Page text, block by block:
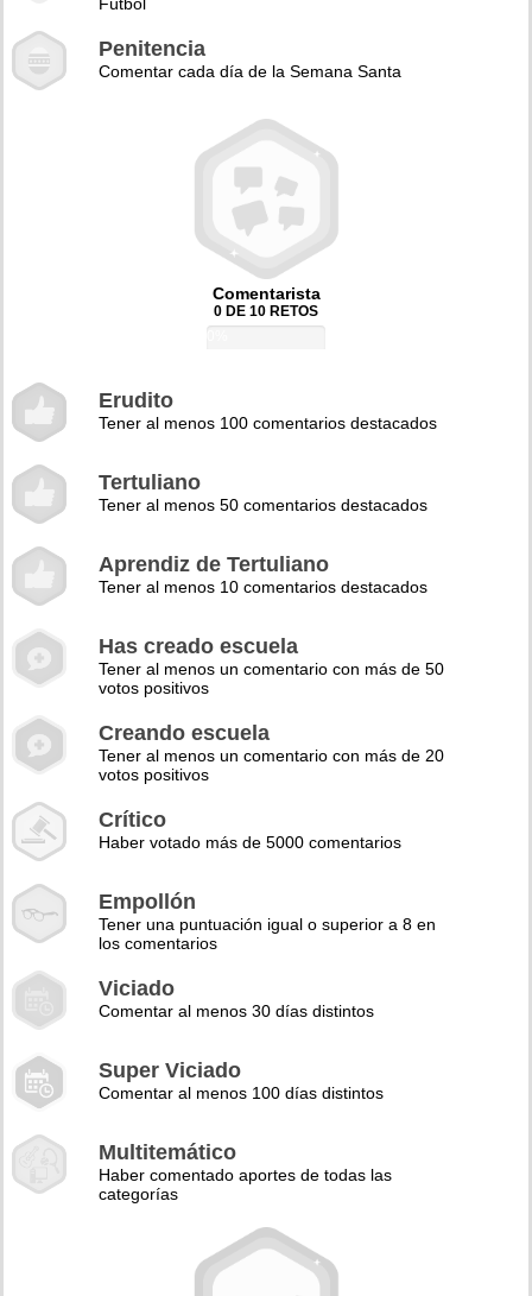
Penitencia
Comentar cada día de la Semana Santa
Comentarista
0 DE 10 RETOS
Erudito
Tener al menos 100 comentarios destacados
Tertuliano
Tener al menos 50 comentarios destacados
Aprendiz de Tertuliano
Tener al menos 10 comentarios destacados
Has creado escuela
Tener al menos un comentario con más de 50
votos positivos
Creando escuela
Tener al menos un comentario con más de 20
votos positivos
Crítico
Haber votado más de 5000 comentarios
Empollón
Tener una puntuación igual o superior a 8 en
los comentarios
Viciado
Comentar al menos 30 días distintos
Super Viciado
Comentar al menos 100 días distintos
Multitemático
Haber comentado aportes de todas las
categorías